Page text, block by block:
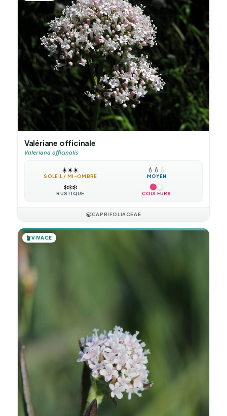
Valériane officinale
Valeriana officinalis
☀️☀️☀️
SOLEIL / MI-OMBRE
💧 💧 💧
MOYEN
❄️❄️❄️
RUSTIQUE COULEURS
🍃CAPRIFOLIACEAE
🪴VIVACE